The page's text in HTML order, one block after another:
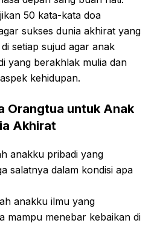
50 kata-kata doa
sukses dunia akhirat yang
setiap sujud agar anak
yang berakhlak mulia dan
kehidupan.
Orangtua untuk Anak
Akhirat
anakku pribadi yang
salatnya dalam kondisi apa
anakku ilmu yang
mampu menebar kebaikan di